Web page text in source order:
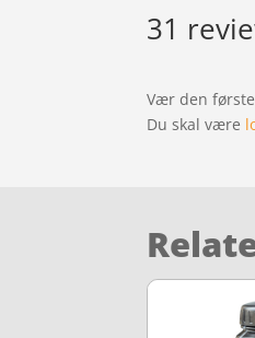
31
Vær den første
Du skal være